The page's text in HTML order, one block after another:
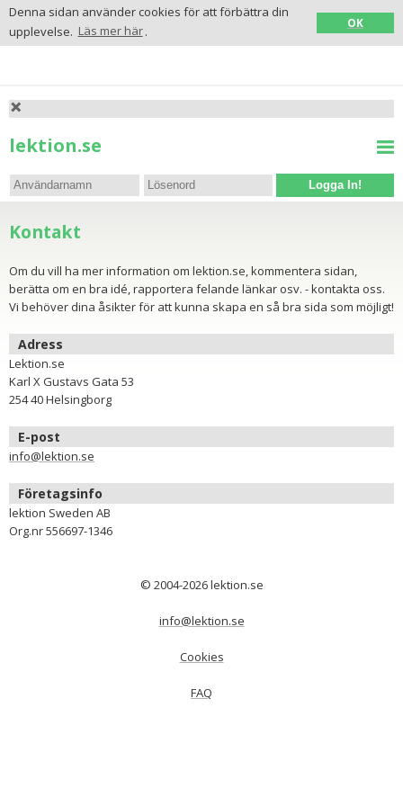
Denna sidan använder cookies för att förbättra din
upplevelse. Läs mer här.
OK
lektion.se
Logga In!
Kontakt
Om du vill ha mer information om lektion.se, kommentera sidan,
berätta om en bra idé, rapportera felande länkar osv. - kontakta oss.
Vi behöver dina åsikter för att kunna skapa en så bra sida som möjligt!
Adress
Lektion.se
Karl X Gustavs Gata 53
254 40 Helsingborg
E-post
info@lektion.se
Företagsinfo
lektion Sweden AB
Org.nr 556697-1346
© 2004-2026 lektion.se
info@lektion.se
Cookies
FAQ